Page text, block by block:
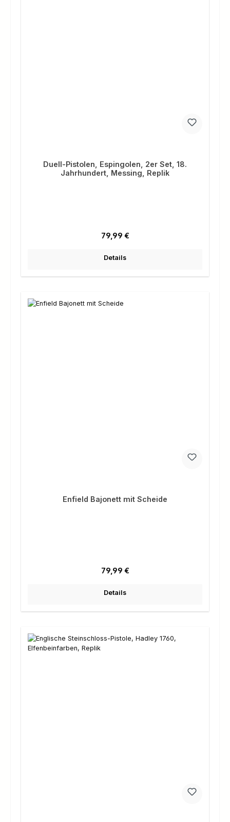
Duell-Pistolen, Espingolen, 2er Set, 18.
Jahrhundert, Messing, Replik
Regulärer Preis:
79,99 €
Details
Enfield Bajonett mit Scheide
Regulärer Preis:
79,99 €
Details